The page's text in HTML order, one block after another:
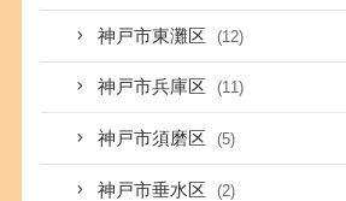
神戸市東灘区 (12)
神戸市兵庫区 (11)
神戸市須磨区 (5)
神戸市垂水区 (2)